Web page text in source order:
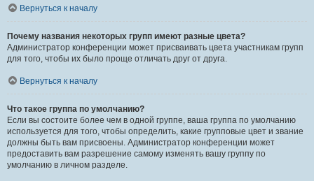
Вернуться к началу
Почему названия некоторых групп имеют разные цвета?
Администратор конференции может присваивать цвета участникам групп
для того, чтобы их было проще отличать друг от друга.
Вернуться к началу
Что такое группа по умолчанию?
Если вы состоите более чем в одной группе, ваша группа по умолчанию
используется для того, чтобы определить, какие групповые цвет и звание
должны быть вам присвоены. Администратор конференции может
предоставить вам разрешение самому изменять вашу группу по
умолчанию в личном разделе.